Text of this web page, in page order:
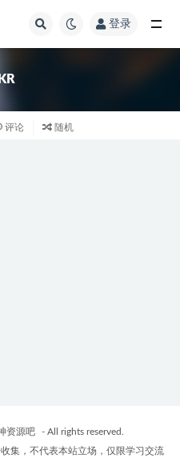
登录
评论 随机
资源吧
- All rights reserved.
集，不代表本站立场，仅限学习交流